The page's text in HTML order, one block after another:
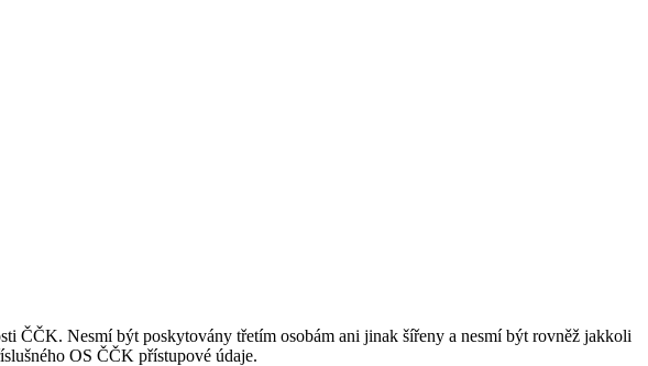
ČČK. Nesmí být poskytovány třetím osobám ani jinak šířeny a nesmí být rovněž jakkoli
OS ČČK přístupové údaje.